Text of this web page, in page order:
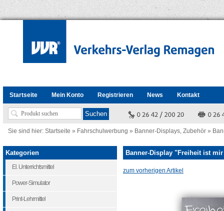
Startseite Mein Konto Registrieren News Kontakt
Sie sind hier: Startseite » Fahrschulwerbung » Banner-Displays, Zubehör »
Banner-Display "Freiheit ist
zum vorherigen Artikel
Kategorien
El. Unterrichtsmittel
Power-Simulator
Print-Lehrmittel